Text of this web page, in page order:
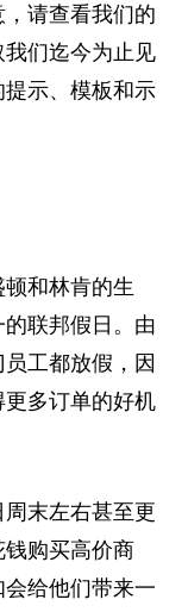
请查看我们的
们迄今为止见
示、模板和示
和林肯的生
联邦假日。由
工都放假，因
多订单的好机
末左右甚至更
购买高价商
给他们带来一